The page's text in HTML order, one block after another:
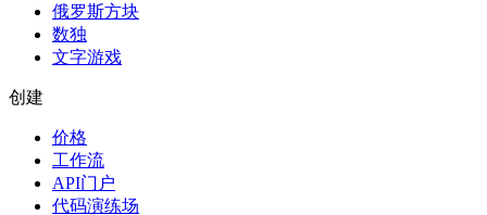
俄罗斯方块
数独
文字游戏
创建
价格
工作流
API门户
代码演练场